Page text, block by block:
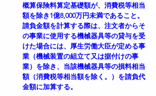
概算保険料算定基礎額が、消費税等相当
額を除き1億8,000万円未満であること。
請負金額を計算する際は、注文者からそ
の事業に使用する機械器具等の貸与を受
けた場合には、厚生労働大臣が定める事
業（機械装置の組立て又は据付けの事
業）を除き、当該機械器具等の損料相当
額（消費税等相当額を除く。）を請負代
金額に加算する。